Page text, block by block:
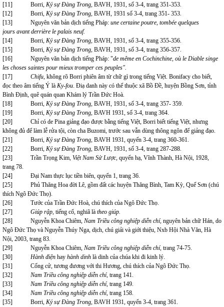
[11] Borri, Ký sự Đàng Trong, BAVH, 1931, số 3-4, trang 351-353.
[12] Borri, Ký sự Đàng Trong, BAVH, 1931 số 3-4, trang 351- 353.
[13] Nguyên văn bản dịch tiếng Pháp: une certaine poutre, tombée quelques
jours avant derrière le palais neuf.
[14] Borri, Ký sự Đàng Trong, BAVH, 1931, số 3-4, trang 355-356.
[15]
Borri, Ký sự Đàng Trong, BAVH, 1931, số 3-4, trang 356-357.
[16] Nguyên văn bản dịch tiếng Pháp: "de même en Cochinchine, où le Diable singe
les choses saintes pour mieux tromper ces peuples".
[17] Chifu, không rõ Borri phiên âm từ chữ gì trong tiếng Việt. Bonifacy cho biết,
đọc theo âm tiếng Ý là Ky-fou. Điạ danh này có thể thuộc xã Bồ Đề, huyện Bồng Sơn, tỉnh
Bình Định, quê quán quan Khám lý Trần Đức Hoà.
[18] Borri, Ký sự Đàng Trong, BAVH, 1931, số 3-4, trang 357- 359.
[19] Borri, Ký sự Đàng Trong, BAVH 1931, số 3-4, trang 364.
[20] Chỉ có de Pina giảng đạo được bằng tiếng Việt, Borri biết tiếng Việt, nhưng
không đủ để làm lễ rửa tội, còn cha Buzomi, trước sau vẫn dùng thông ngôn để giảng đạo.
[21] Borri, Ký sự Đàng Trong, BAVH 1931, quyển 3-4, trang 360-361.
[22] Borri, Ký sự Đàng Trong, BAVH, 1931, số 3-4, trang 287-288.
[23] Trần Trọng Kim, Việt Nam Sử Lược, quyển hạ, Vĩnh Thành, Hà Nội, 1928,
trang 78.
[24] Đại Nam thực lục tiền biên, quyển 1, trang 36.
[25] Phủ Thăng Hoa đời Lê, gồm đất các huyện Thăng Bình, Tam Kỳ, Quế Sơn (chú
thích Ngô Đức Thọ).
[26] Tước của Trần Đức Hoà, chú thích của Ngô Đức Thọ.
[27]
Giúp rập, tiếng cổ, nghiã là theo giúp.
[28]
Nguyễn Khoa Chiêm, Nam Triều công nghiệp diễn chí, nguyên bản chữ Hán, do
Ngô Đức Thọ và Nguyễn Thúy Nga, dịch, chú giải và giới thiệu, Nxb Hội Nhà Văn, Hà
Nội, 2003, trang 83.
[29] Nguyễn Khoa Chiêm, Nam Triều công nghiệp diễn chí, trang 74-75.
[30]
Hành điện hay hành dinh là dinh của chúa khi đi kinh lý.
[31] Cống cử, tương đương với thi Hương, chú thích của Ngô Đức Thọ.
[32]
Nam Triều công nghiệp diễn chí, trang 141.
[33] Nam Triều công nghiệp diễn chí, trang 149.
[34]
Nam Triều công nghiệp diễn chí, trang 158.
[35]
Borri, Ký sự Đàng Trong, BAVH 1931, quyển 3-4, trang 361.